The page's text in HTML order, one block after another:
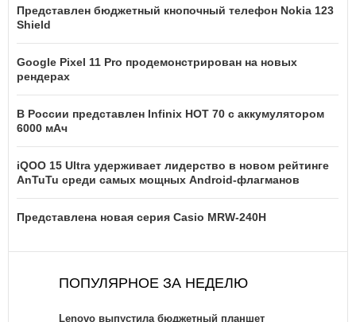
Представлен бюджетный кнопочный телефон Nokia 123
Shield
Google Pixel 11 Pro продемонстрирован на новых
рендерах
В России представлен Infinix HOT 70 с аккумулятором
6000 мАч
iQOO 15 Ultra удерживает лидерство в новом рейтинге
AnTuTu среди самых мощных Android-флагманов
Представлена новая серия Casio MRW-240H
ПОПУЛЯРНОЕ ЗА НЕДЕЛЮ
Lenovo выпустила бюджетный планшет